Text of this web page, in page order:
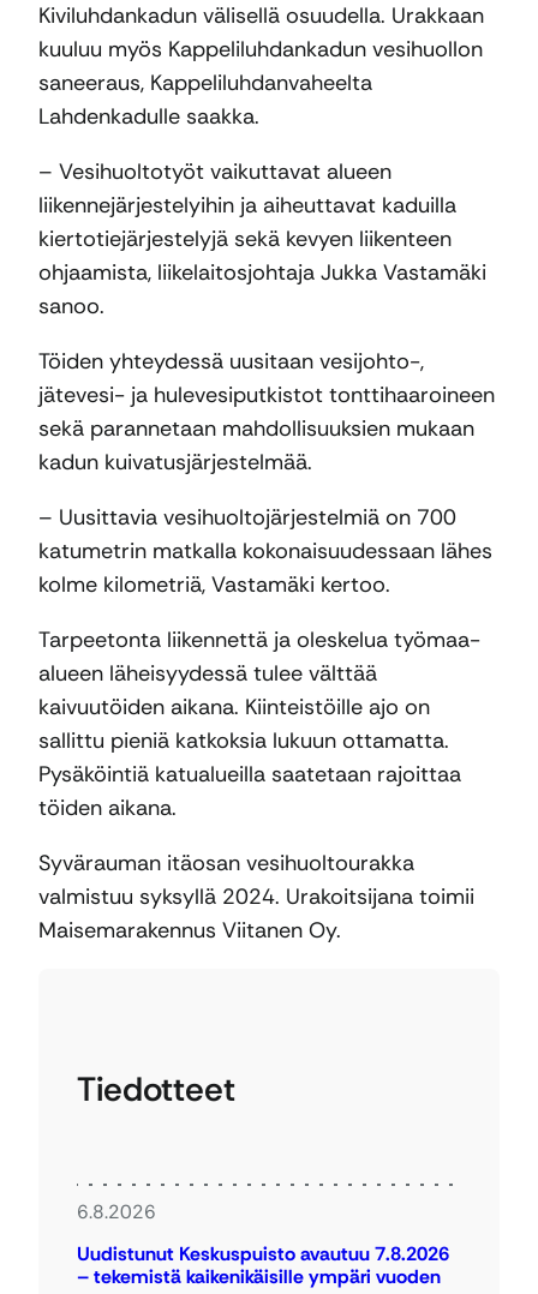
Kiviluhdankadun välisellä osuudella. Urakkaan
kuuluu myös Kappeliluhdankadun vesihuollon
saneeraus, Kappeliluhdanvaheelta
Lahdenkadulle saakka.
– Vesihuoltotyöt vaikuttavat alueen
liikennejärjestelyihin ja aiheuttavat kaduilla
kiertotiejärjestelyjä sekä kevyen liikenteen
ohjaamista, liikelaitosjohtaja Jukka Vastamäki
sanoo.
Töiden yhteydessä uusitaan vesijohto-,
jätevesi- ja hulevesiputkistot tonttihaaroineen
sekä parannetaan mahdollisuuksien mukaan
kadun kuivatusjärjestelmää.
– Uusittavia vesihuoltojärjestelmiä on 700
katumetrin matkalla kokonaisuudessaan lähes
kolme kilometriä, Vastamäki kertoo.
Tarpeetonta liikennettä ja oleskelua työmaa-
alueen läheisyydessä tulee välttää
kaivuutöiden aikana. Kiinteistöille ajo on
sallittu pieniä katkoksia lukuun ottamatta.
Pysäköintiä katualueilla saatetaan rajoittaa
töiden aikana.
Syvärauman itäosan vesihuoltourakka
valmistuu syksyllä 2024. Urakoitsijana toimii
Maisemarakennus Viitanen Oy.
Tiedotteet
6.8.2026
Uudistunut Keskuspuisto avautuu 7.8.2026
– tekemistä kaikenikäisille ympäri vuoden